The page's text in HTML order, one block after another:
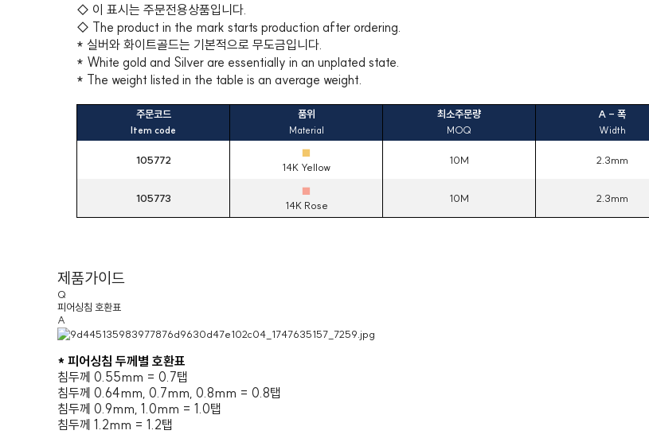
◇ 이 표시는 주문전용상품입니다.
◇ The product in the mark starts production after ordering.
* 실버와 화이트골드는 기본적으로 무도금입니다.
* White gold and Silver are essentially in an unplated state.
* The weight listed in the table is an average weight.
주문코드 품위 최소주문량 A - 폭
Item code Material MOQ Width
105772
■
14K Yellow
10M 2.3mm
105773
■
14K Rose
10M 2.3mm
제품가이드
Q
피어싱침 호환표
A
* 피어싱침 두께별 호환표
침두께 0.55mm = 0.7탭
침두께 0.64mm, 0.7mm, 0.8mm = 0.8탭
침두께 0.9mm, 1.0mm = 1.0탭
침두께 1.2mm = 1.2탭